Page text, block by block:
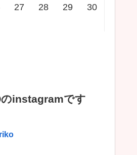
27 28 29
30
のinstagramです